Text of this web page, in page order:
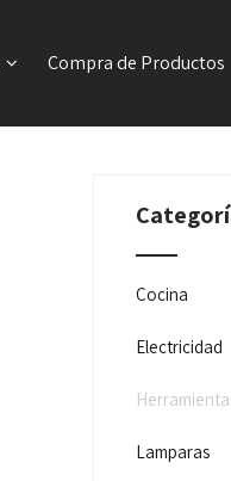
Compra de Productos
Cocina
Electricidad
Lamparas